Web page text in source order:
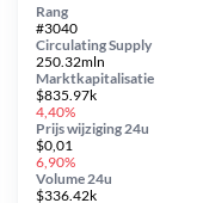
Circulating Supply
250.32mln
Prijs wijziging 24u
$0,01
6,90%
Marktkapitalisatie
$835.97k
4,40%
Volume 24u
$336.42k
Rang
#3040